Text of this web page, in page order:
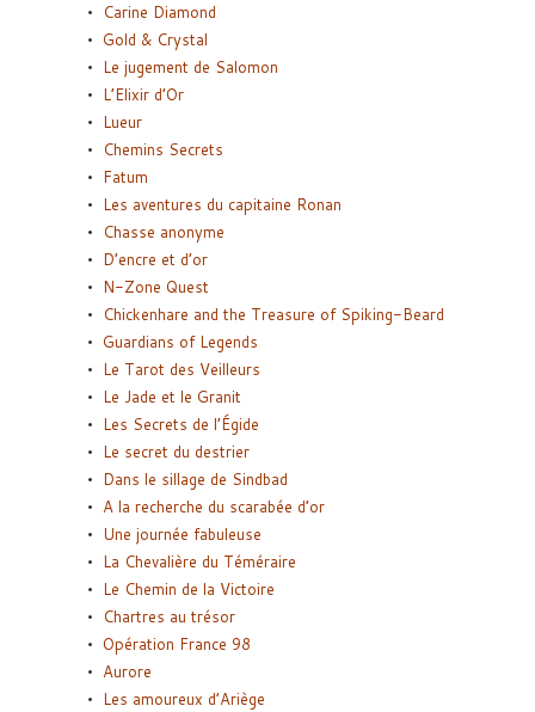
Carine Diamond
Gold & Crystal
Le jugement de Salomon
L’Elixir d’Or
Lueur
Chemins Secrets
Fatum
Les aventures du capitaine Ronan
Chasse anonyme
D’encre et d’or
N-Zone Quest
Chickenhare and the Treasure of Spiking-Beard
Guardians of Legends
Le Tarot des Veilleurs
Le Jade et le Granit
Les Secrets de l’Égide
Le secret du destrier
Dans le sillage de Sindbad
A la recherche du scarabée d’or
Une journée fabuleuse
La Chevalière du Téméraire
Le Chemin de la Victoire
Chartres au trésor
Opération France 98
Aurore
Les amoureux d’Ariège